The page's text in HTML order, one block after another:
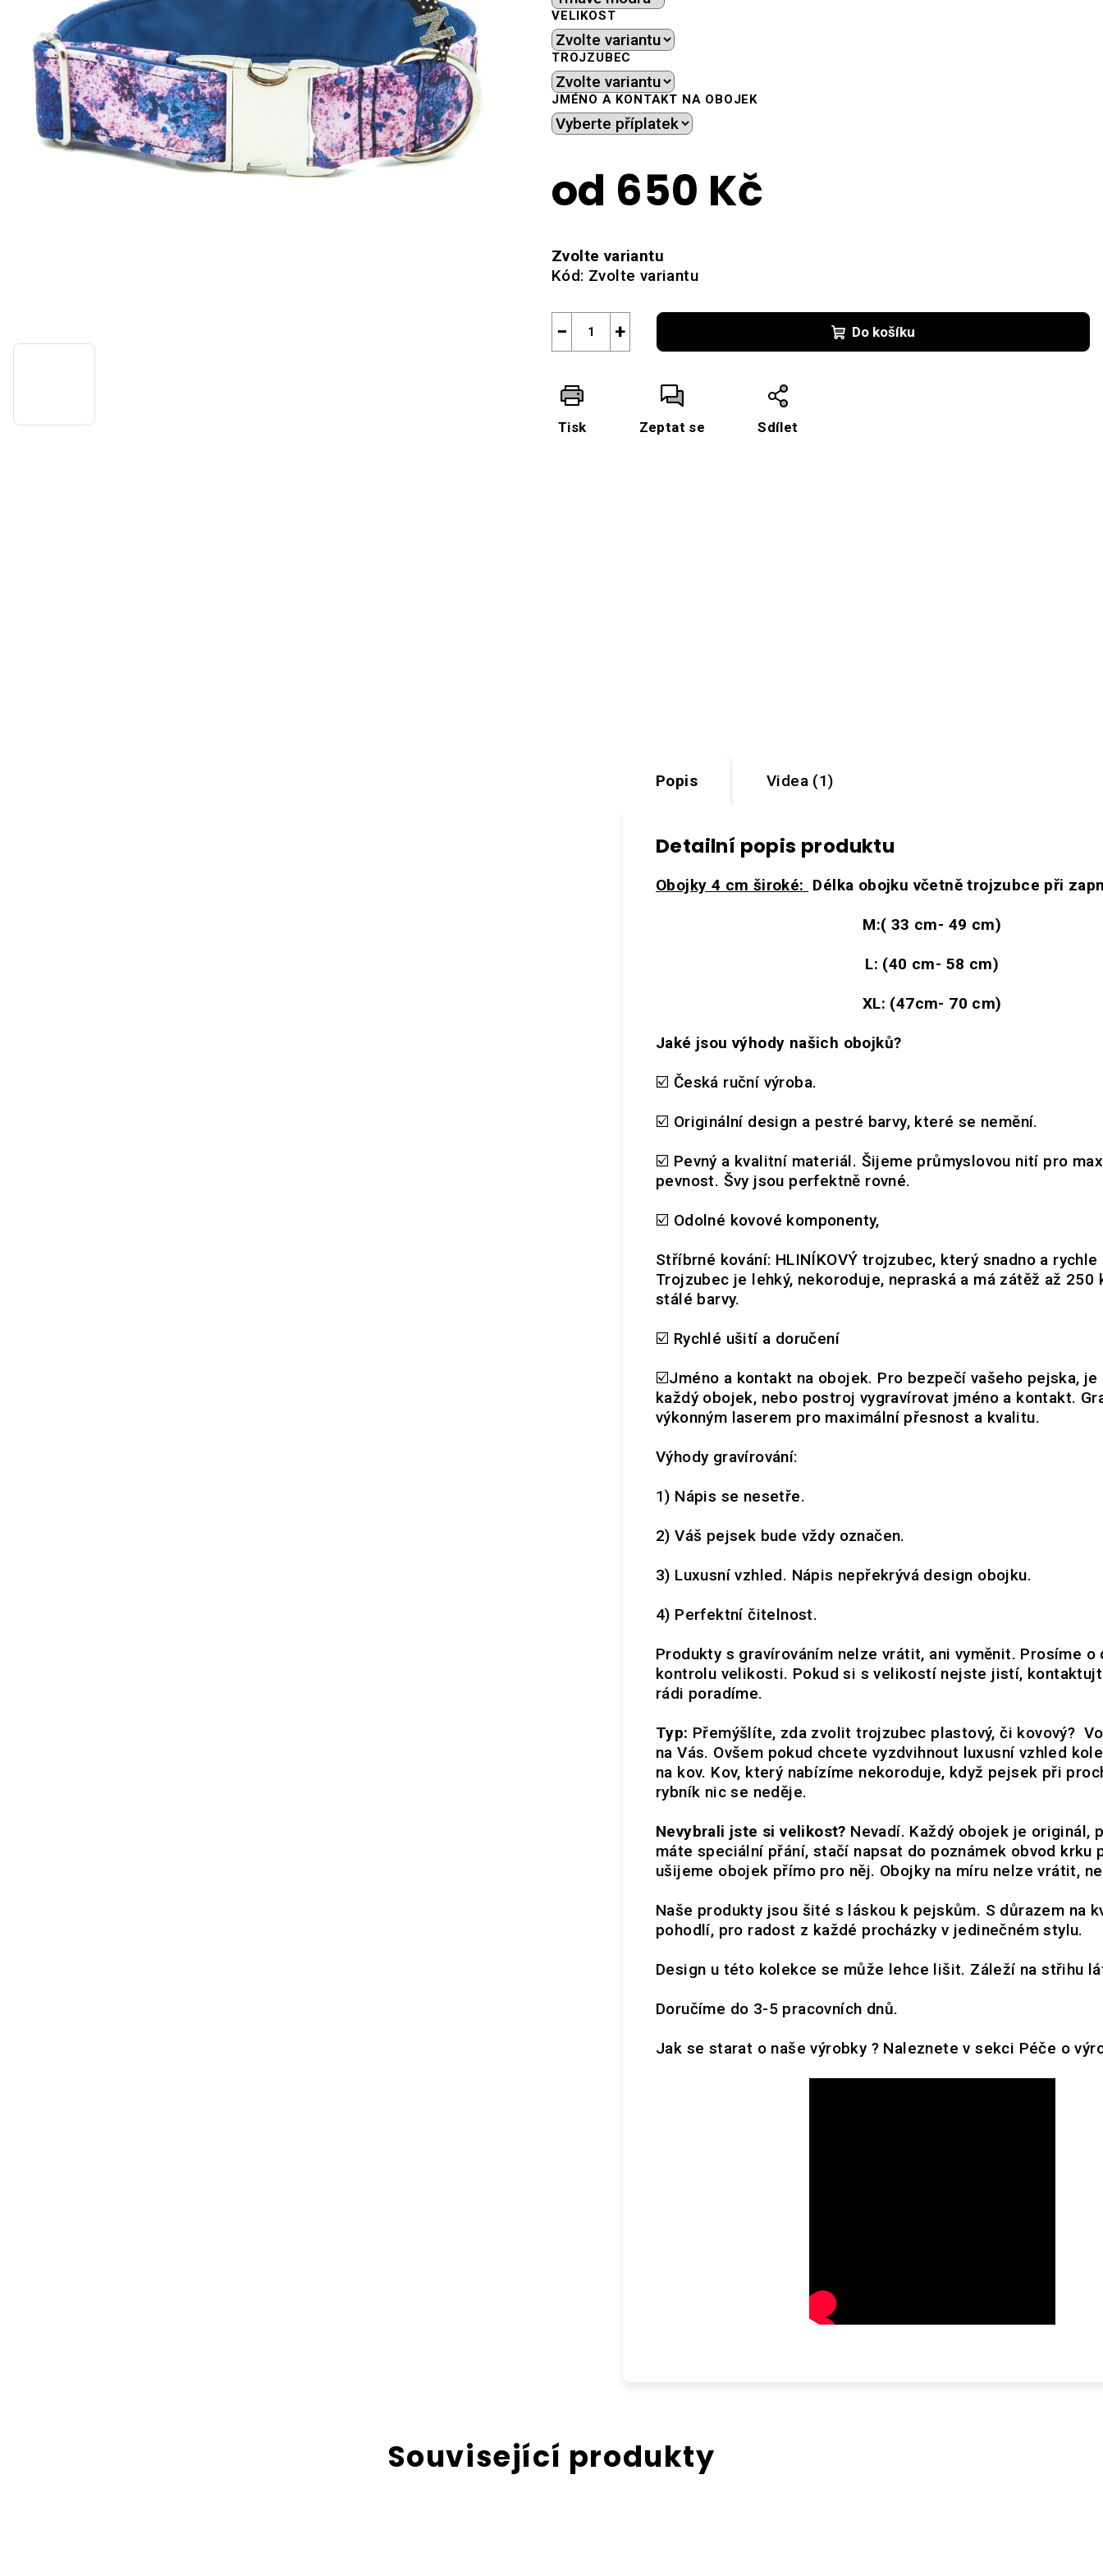
VELIKOST
TROJZUBEC
JMÉNO A KONTAKT NA OBOJEK
od 650 Kč
cena:
Zvolte variantu
Kód: Zvolte variantu
+
− Do košíku
Tisk Zeptat se Sdílet
Popis Videa (1)
Detailní popis produktu
Obojky 4 cm široké: Délka obojku včetně trojzubce při
M:( 33 cm- 49 cm)
L: (40 cm- 58 cm)
XL: (47cm- 70 cm)
Jaké jsou výhody našich obojků?
☑️ Česká ruční výroba.
☑️ Originální design a pestré barvy, které se nemění.
☑️ Pevný a kvalitní materiál. Šijeme průmyslovou nití pro
pevnost. Švy jsou perfektně rovné.
☑️ Odolné kovové komponenty,
Stříbrné kování: HLINÍKOVÝ trojzubec, který snadno a
Trojzubec je lehký, nekoroduje, nepraská a má zátěž až 250
stálé barvy.
☑️ Rychlé ušití a doručení
☑️Jméno a kontakt na obojek. Pro bezpečí vašeho pejska, je
každý obojek, nebo postroj vygravírovat jméno a kontakt.
výkonným laserem pro maximální přesnost a kvalitu.
Výhody gravírování:
1) Nápis se nesetře.
2) Váš pejsek bude vždy označen.
3) Luxusní vzhled. Nápis nepřekrývá design obojku.
4) Perfektní čitelnost.
Produkty s gravírováním nelze vrátit, ani vyměnit. Prosíme o
kontrolu velikosti. Pokud si s velikostí nejste jistí,
rádi poradíme.
Typ: Přemýšlíte, zda zvolit trojzubec plastový, či kovový?
na Vás. Ovšem pokud chcete vyzdvihnout luxusní vzhled
na kov. Kov, který nabízíme nekoroduje, když pejsek při
rybník nic se neděje.
Nevybrali jste si velikost? Nevadí. Každý obojek je originál,
máte speciální přání, stačí napsat do poznámek obvod krku
ušijeme obojek přímo pro něj. Obojky na míru nelze vrátit,
Naše produkty jsou šité s láskou k pejskům. S důrazem na
pohodlí, pro radost z každé procházky v jedinečném stylu.
Design u této kolekce se může lehce lišit. Záleží na střihu
Doručíme do 3-5 pracovních dnů.
Jak se starat o naše výrobky ? Naleznete v sekci Péče o
Související produkty